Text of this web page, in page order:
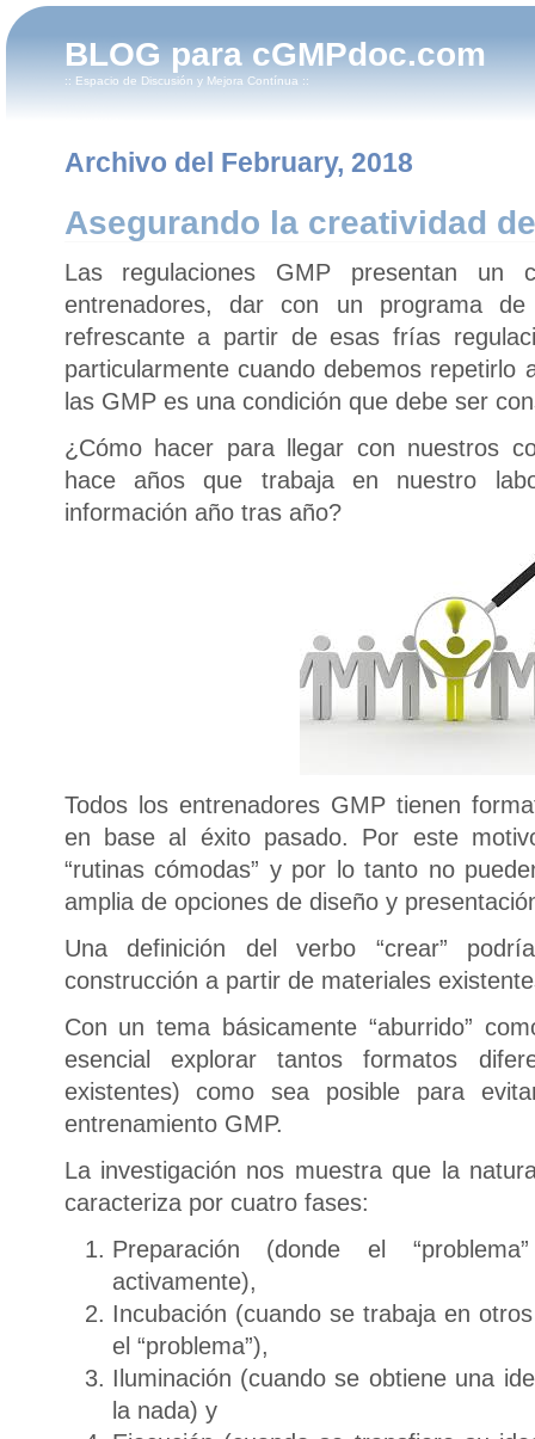
BLOG para cGMPdoc.com
:: Espacio de Discusión y Mejora Contínua ::
Archivo del February, 2018
Asegurando la creatividad
Las regulaciones GMP presentan un
entrenadores, dar con un programa de
refrescante a partir de esas frías
particularmente cuando debemos repetirlo
las GMP es una condición que debe ser
¿Cómo hacer para llegar con nuestros
hace años que trabaja en nuestro
información año tras año?
Todos los entrenadores GMP tienen
en base al éxito pasado. Por este
“rutinas cómodas” y por lo tanto no
amplia de opciones de diseño y
Una definición del verbo “crear”
construcción a partir de materiales
Con un tema básicamente “aburrido”
esencial explorar tantos formatos
existentes) como sea posible para
entrenamiento GMP.
La investigación nos muestra que la
caracteriza por cuatro fases:
Preparación (donde el
activamente),
Incubación (cuando se trabaja en
el “problema”),
Iluminación (cuando se obtiene una
la nada) y